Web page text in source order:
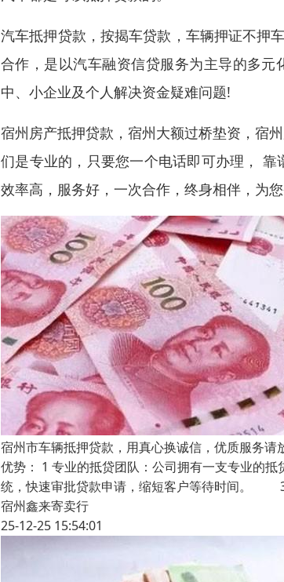
汽车抵押贷款，按揭车贷款，车辆押证不押
合作，是以汽车融资信贷服务为主导的多
中、小企业及个人解决资金疑难问题!
宿州房产抵押贷款，宿州大额过桥垫资，宿
们是专业的，只要您一个电话即可办理，
效率高，服务好，一次合作，终身相伴，为
宿州市车辆抵押贷款，用真心换诚信，优质服务请
优势： 1 专业的抵贷团队：公司拥有一支专业
统，快速审批贷款申请，缩短客户等待时间。 3
宿州鑫来寄卖行
25-12-25 15:54:01